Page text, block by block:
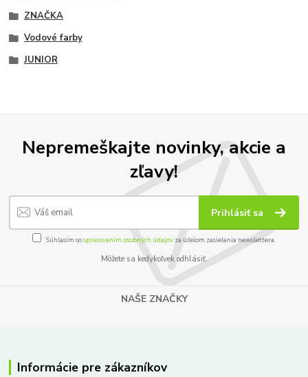
ZNAČKA
Vodové farby
JUNIOR
Nepremeškajte novinky, akcie a
zľavy!
Prihlásiť sa
Súhlasím sospracovaním osobných údajov za účelom zasielania newslettera.
Môžete sa kedykoľvek odhlásiť.
NAŠE ZNAČKY
Informácie pre zákazníkov